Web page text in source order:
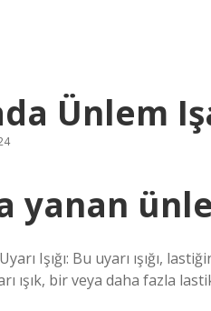
Ünlem
yanan
Işığı: Bu uyarı ışığı,
ışık, bir veya daha fazla